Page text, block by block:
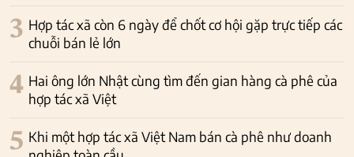
3 Hợp tác xã còn 6 ngày để chốt cơ hội gặp trực tiếp các
chuỗi bán lẻ lớn
4 Hai ông lớn Nhật cùng tìm đến gian hàng cà phê của
hợp tác xã Việt
5 Khi một hợp tác xã Việt Nam bán cà phê như doanh